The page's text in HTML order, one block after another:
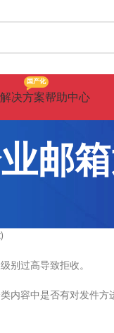
决方案
国产化
帮助中心
邮
别过高导致拒收。
内容中是否有对发件方